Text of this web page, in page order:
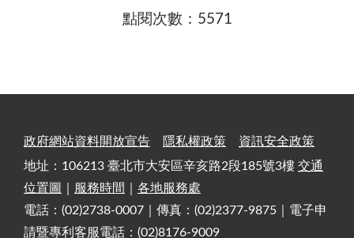
點閱次數：5571
政府網站資料開放宣告 隱私權政策
資訊安全政策
地址：106213 臺北市大安區辛亥路2段185號3樓 交通
位置圖
服務時間
各地服務處
電話：(02)2738-0007｜傳真：(02)2377-9875｜電子申
請暨專利客服電話：(02)8176-9009